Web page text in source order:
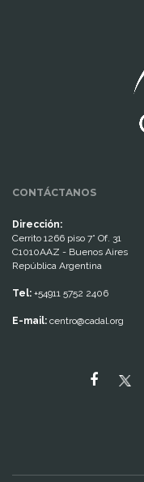
CONTÁCTANOS
Dirección:
Cerrito 1266 piso 7° Of. 31
C1010AAZ - Buenos Aires
República Argentina
Tel: +54911 5752 2406
E-mail: centro@cadal.org